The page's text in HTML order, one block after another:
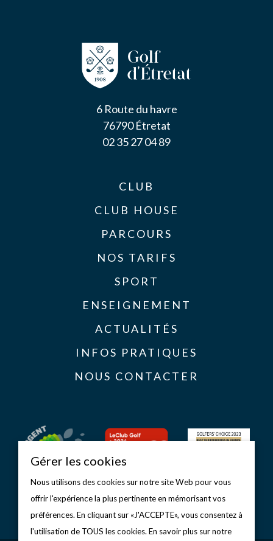
6 Route du havre
76790 Étretat
02 35 27 04 89
CLUB
CLUB HOUSE
PARCOURS
NOS TARIFS
SPORT
ENSEIGNEMENT
ACTUALITÉS
INFOS PRATIQUES
NOUS CONTACTER
Gérer les cookies
Nous utilisons des cookies sur notre site Web pour vous
offrir l'expérience la plus pertinente en mémorisant vos
préférences. En cliquant sur «J'ACCEPTE», vous consentez à
l'utilisation de TOUS les cookies. En savoir plus sur notre